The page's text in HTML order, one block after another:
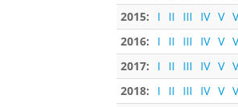
2015:
I II III IV V
2016:
I II III IV V
2017:
I II III IV V
2018:
I II III IV V